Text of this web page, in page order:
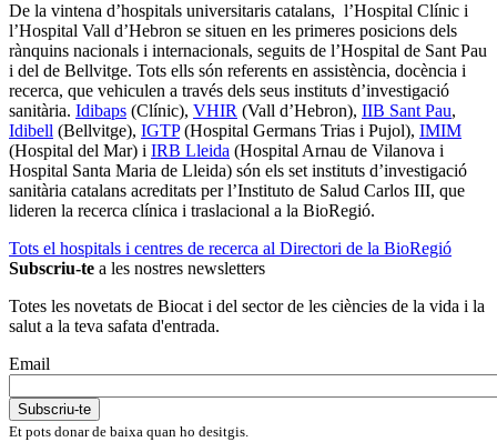
De la vintena d’hospitals universitaris catalans, l’Hospital Clínic i
l’Hospital Vall d’Hebron se situen en les primeres posicions dels
rànquins nacionals i internacionals, seguits de l’Hospital de Sant Pau
i del de Bellvitge. Tots ells són referents en assistència, docència i
recerca, que vehiculen a través dels seus instituts d’investigació
sanitària. Idibaps (Clínic), VHIR (Vall d’Hebron), IIB Sant Pau,
Idibell (Bellvitge), IGTP(Hospital Germans Trias i Pujol), IMIM
(Hospital del Mar) i IRB Lleida (Hospital Arnau de Vilanova i
Hospital Santa Maria de Lleida) són els set instituts d’investigació
sanitària catalans acreditats per l’Instituto de Salud Carlos III, que
lideren la recerca clínica i traslacional a la BioRegió.
Tots el hospitals i centres de recerca al Directori de la BioRegió
Subscriu-te a les nostres newsletters
Totes les novetats de Biocat i del sector de les ciències de la vida i la
salut a la teva safata d'entrada.
Email
Et pots donar de baixa quan ho desitgis.